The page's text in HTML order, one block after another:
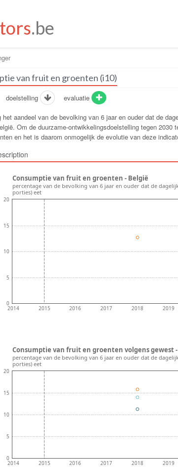
.be
van fruit en groenten (i10)
doelstelling evaluatie
het aandeel van de bevolking van 6 jaar en ouder dat de
Om de duurzame-ontwikkelingsdoelstelling tegen
en het is daarom onmogelijk de evolutie van deze
2014 2015 2016 2017 2018 2019
0
5
10
15
20
Consumptie van fruit en groenten - België
percentage van de bevolking van 6 jaar en ouder dat de
porties) eet
2014 2015 2016 2017 2018 2019
0
5
10
15
20
Consumptie van fruit en groenten volgens gewest
percentage van de bevolking van 6 jaar en ouder dat de
porties) eet